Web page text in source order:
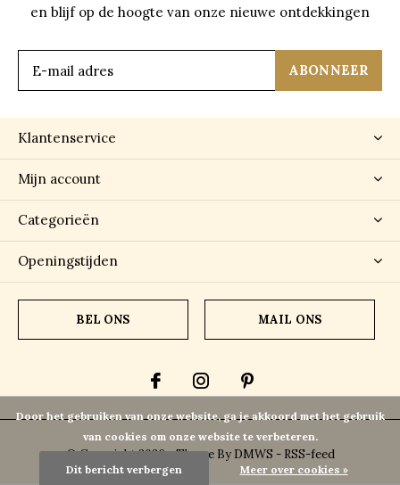
en blijf op de hoogte van onze nieuwe ontdekkingen
ABONNEER
Klantenservice
Mijn account
Categorieën
Openingstijden
BEL ONS MAIL ONS
© Copyright2026- Theme By DMWS - RSS-feed
Door het gebruiken van onze website, ga je akkoord met het gebruik
van cookies om onze website te verbeteren.
Dit bericht verbergen Meer over cookies »